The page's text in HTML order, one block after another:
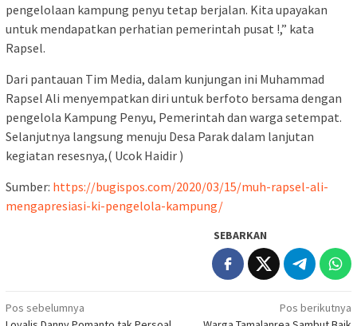
pengelolaan kampung penyu tetap berjalan. Kita upayakan
untuk mendapatkan perhatian pemerintah pusat !,” kata
Rapsel.
Dari pantauan Tim Media, dalam kunjungan ini Muhammad
Rapsel Ali menyempatkan diri untuk berfoto bersama dengan
pengelola Kampung Penyu, Pemerintah dan warga setempat.
Selanjutnya langsung menuju Desa Parak dalam lanjutan
kegiatan resesnya,( Ucok Haidir )
Sumber: https://bugispos.com/2020/03/15/muh-rapsel-ali-
mengapresiasi-ki-pengelola-kampung/
SEBARKAN
Navigasi
Pos sebelumnya
Pos berikutnya